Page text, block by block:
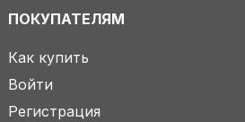
ПОКУПАТЕЛЯМ
Как купить
Войти
Регистрация